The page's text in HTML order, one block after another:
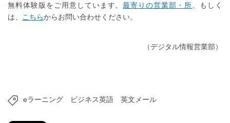
無料体験版をご用意しています。最寄りの営業部・所 、もしく
は、
こちらからお問い合わせください。
（デジタル情報営業部）
eラーニング ビジネス英語 英文メール